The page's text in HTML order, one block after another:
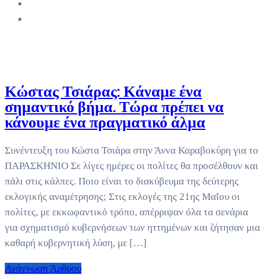
Κώστας Τσιάρας: Κάναμε ένα
σημαντικό βήμα. Τώρα πρέπει να
κάνουμε ένα πραγματικό άλμα
Συνέντευξη του Κώστα Τσιάρα στην Άννα Καραβοκύρη για το
ΠΑΡΑΣΚΗΝΙΟ Σε λίγες ημέρες οι πολίτες θα προσέλθουν και
πάλι στις κάλπες. Ποιο είναι το διακύβευμα της δεύτερης
εκλογικής αναμέτρησης; Στις εκλογές της 21ης Μαΐου οι
πολίτες, με εκκωφαντικό τρόπο, απέρριψαν όλα τα σενάρια
για σχηματισμό κυβερνήσεων των ηττημένων και ζήτησαν μια
καθαρή κυβερνητική λύση, με […]
Ανάγνωση Άρθρου